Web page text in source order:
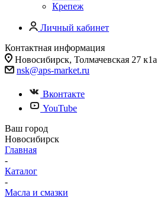
Крепеж
Личный кабинет
Контактная информация
Новосибирск, Толмачевская 27 к1а
nsk@aps-market.ru
Вконтакте
YouTube
Ваш город
Новосибирск
Главная
-
Каталог
-
Масла и смазки